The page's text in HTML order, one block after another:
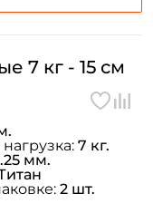
7 кг - 15 см
7 кг.
мм.
2 шт.